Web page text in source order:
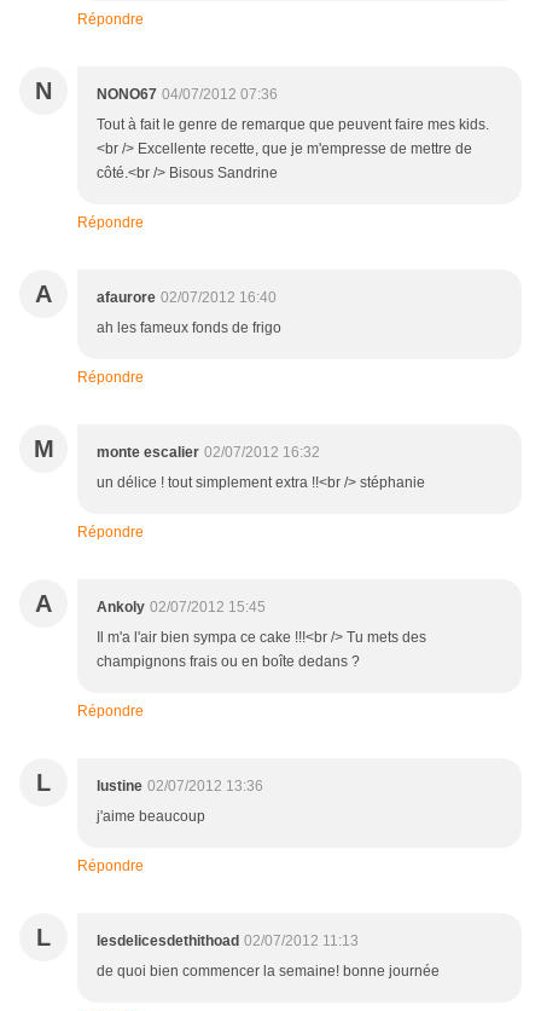
Répondre
N NONO67 04/07/2012 07:36
Tout à fait le genre de remarque que peuvent faire mes kids.
<br /> Excellente recette, que je m'empresse de mettre de
côté.<br /> Bisous Sandrine
Répondre
A afaurore 02/07/2012 16:40
ah les fameux fonds de frigo
Répondre
M monte escalier 02/07/2012 16:32
un délice ! tout simplement extra !!<br /> stéphanie
Répondre
A Ankoly 02/07/2012 15:45
Il m'a l'air bien sympa ce cake !!!<br /> Tu mets des
champignons frais ou en boîte dedans ?
Répondre
L lustine 02/07/2012 13:36
j'aime beaucoup
Répondre
L lesdelicesdethithoad 02/07/2012 11:13
de quoi bien commencer la semaine! bonne journée